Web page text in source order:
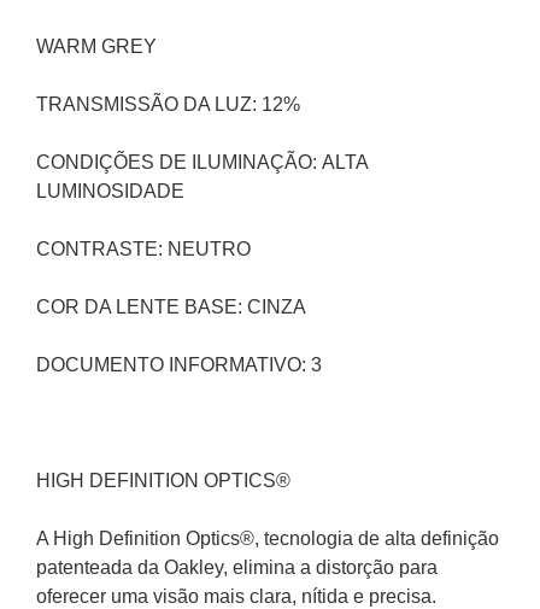
WARM GREY
TRANSMISSÃO DA LUZ: 12%
CONDIÇÕES DE ILUMINAÇÃO: ALTA
LUMINOSIDADE
CONTRASTE: NEUTRO
COR DA LENTE BASE: CINZA
DOCUMENTO INFORMATIVO: 3
HIGH DEFINITION OPTICS®
A High Definition Optics®, tecnologia de alta definição
patenteada da Oakley, elimina a distorção para
oferecer uma visão mais clara, nítida e precisa.